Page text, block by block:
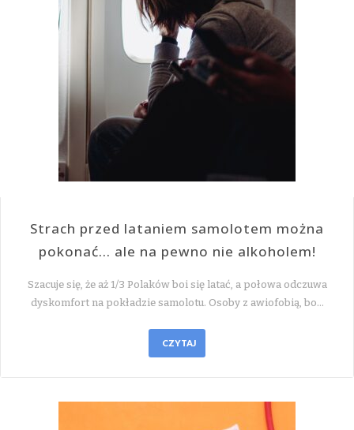
Strach przed lataniem samolotem można
pokonać… ale na pewno nie alkoholem!
Szacuje się, że aż 1/3 Polaków boi się latać, a połowa odczuwa
dyskomfort na pokładzie samolotu. Osoby z awiofobią, bo…
CZYTAJ